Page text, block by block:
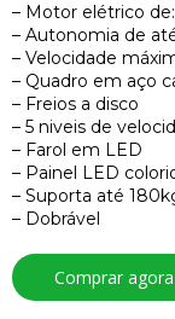
– Motor elétrico
– Autonomia de
– Velocidade
– Quadro em aço
– Freios a disco
– 5 niveis de
– Farol em LED
– Painel LED
– Suporta até
– Dobrável
Comprar agora